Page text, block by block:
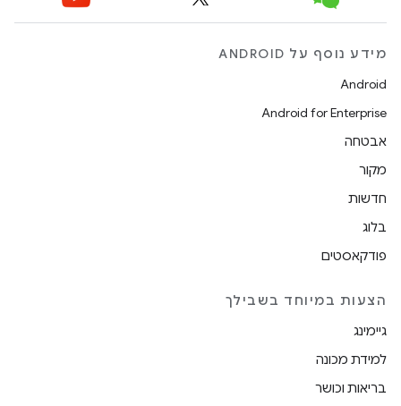
מידע נוסף על ANDROID
Android
Android for Enterprise
אבטחה
מקור
חדשות
בלוג
פודקאסטים
הצעות במיוחד בשבילך
גיימינג
למידת מכונה
בריאות וכושר